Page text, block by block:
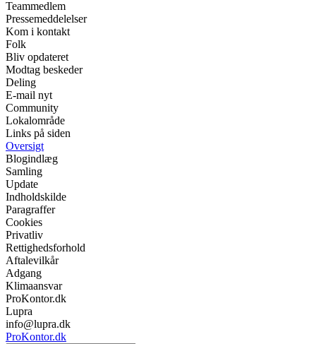
Teammedlem
Pressemeddelelser
Kom i kontakt
Folk
Bliv opdateret
Modtag beskeder
Deling
E-mail nyt
Community
Lokalområde
Links på siden
Oversigt
Blogindlæg
Samling
Update
Indholdskilde
Paragraffer
Cookies
Privatliv
Rettighedsforhold
Aftalevilkår
Adgang
Klimaansvar
ProKontor.dk
Lupra
info@lupra.dk
ProKontor.dk